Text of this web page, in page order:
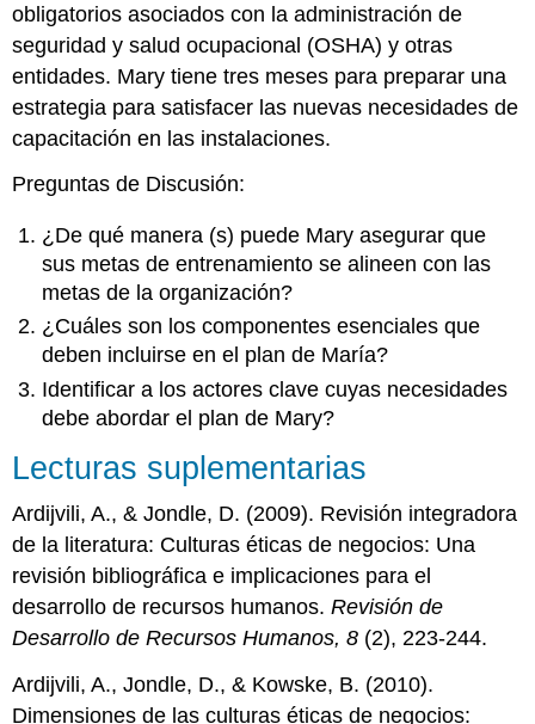
obligatorios asociados con la administración de
seguridad y salud ocupacional (OSHA) y otras
entidades. Mary tiene tres meses para preparar una
estrategia para satisfacer las nuevas necesidades de
capacitación en las instalaciones.
Preguntas de Discusión:
¿De qué manera (s) puede Mary asegurar que
sus metas de entrenamiento se alineen con las
metas de la organización?
¿Cuáles son los componentes esenciales que
deben incluirse en el plan de María?
Identificar a los actores clave cuyas necesidades
debe abordar el plan de Mary?
Lecturas suplementarias
Ardijvili, A., & Jondle, D. (2009). Revisión integradora
de la literatura: Culturas éticas de negocios: Una
revisión bibliográfica e implicaciones para el
desarrollo de recursos humanos.Revisión de
Desarrollo de Recursos Humanos, 8 (2), 223-244.
Ardijvili, A., Jondle, D., & Kowske, B. (2010).
Dimensiones de las culturas éticas de negocios: